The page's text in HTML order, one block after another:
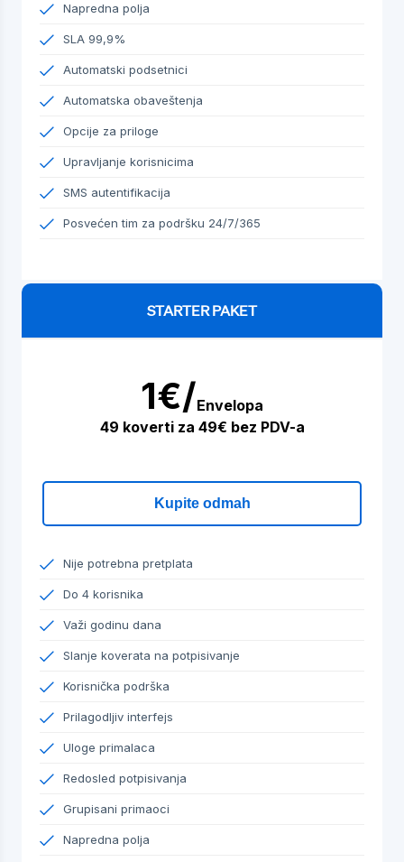
Napredna polja
SLA 99,9%
Automatski podsetnici
Automatska obaveštenja
Opcije za priloge
Upravljanje korisnicima
SMS autentifikacija
Posvećen tim za podršku 24/7/365
STARTER PAKET
1€/Envelopa
49 koverti za 49€ bez PDV-a
Kupite odmah
Nije potrebna pretplata
Do 4 korisnika
Važi godinu dana
Slanje koverata na potpisivanje
Korisnička podrška
Prilagodljiv interfejs
Uloge primalaca
Redosled potpisivanja
Grupisani primaoci
Napredna polja